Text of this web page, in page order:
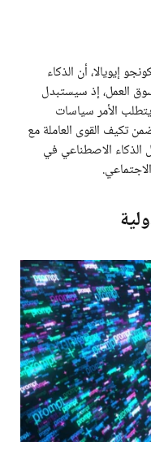
إيويالا، أن الذكاء
العمل، إذ سيستبدل
الأمر سياسات
تكيف القوى العاملة مع
الذكاء الاصطناعي في